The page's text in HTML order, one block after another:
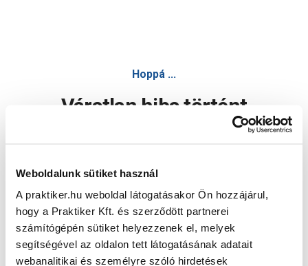
Weboldalunk sütiket használ
A praktiker.hu weboldal látogatásakor Ön hozzájárul,
hogy a Praktiker Kft. és szerződött partnerei
számítógépén sütiket helyezzenek el, melyek
segítségével az oldalon tett látogatásának adatait
webanalitikai és személyre szóló hirdetések
Hoppá ...
Váratlan hiba történt
Oldal újratöltése